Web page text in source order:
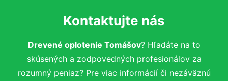
Kontaktujte nás
Drevené oplotenie Tomášov? Hľadáte na to
skúsených a zodpovedných profesionálov za
rozumný peniaz? Pre viac informácií či nezáväznú